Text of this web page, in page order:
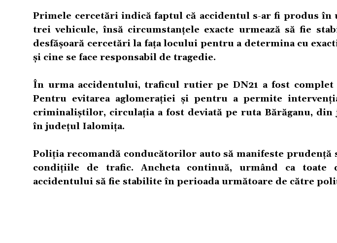
Primele cercetări indică faptul că accidentul s-ar fi produs
trei vehicule, însă circumstanțele exacte urmează să fie
desfășoară cercetări la fața locului pentru a determina cu
și cine se face responsabil de tragedie.
În urma accidentului, traficul rutier pe DN21 a fost complet
Pentru evitarea aglomerației și pentru a permite
criminaliștilor, circulația a fost deviată pe ruta Bărăganu,
în județul Ialomița.
Poliția recomandă conducătorilor auto să manifeste prudență
condițiile de trafic. Ancheta continuă, urmând ca toate
accidentului să fie stabilite în perioada următoare de către